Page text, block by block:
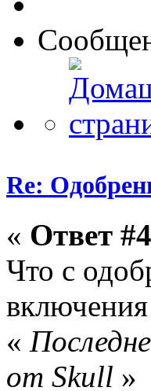
Re:
« Ответ
Что с
«
от Skull »